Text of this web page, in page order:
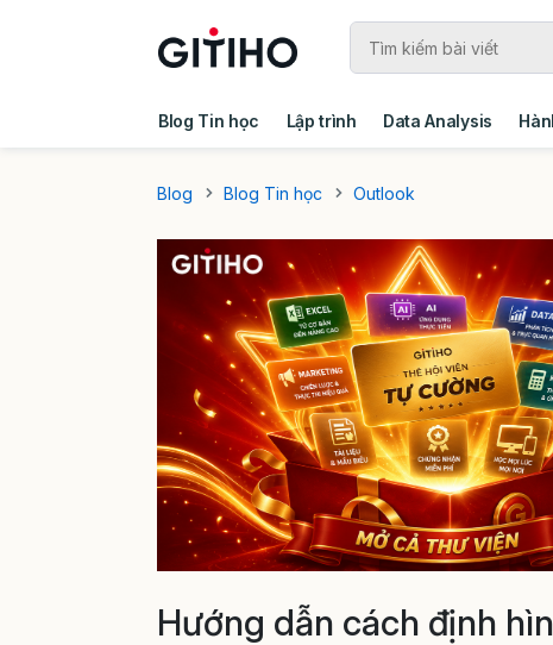
Blog Tin học Lập trình Data Analysis
Blog
Blog Tin học Outlook
Hướng dẫn cách định